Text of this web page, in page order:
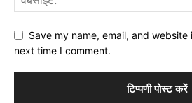
Save my name, email, and
next time I comment.